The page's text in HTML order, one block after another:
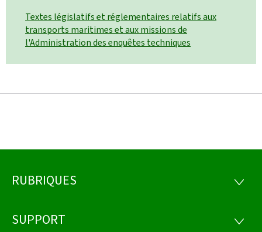
Textes législatifs et réglementaires relatifs aux
transports maritimes et aux missions de
l'Administration des enquêtes techniques
Pied
RUBRIQUES
SUPPORT